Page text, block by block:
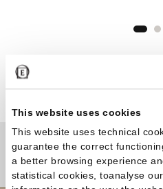
This website uses cookies
This website uses technical
guarantee the correct
a better browsing experience
statistical cookies, toanalyse
¿Curiosidades